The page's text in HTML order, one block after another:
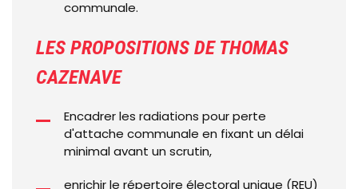
communale.
LES PROPOSITIONS DE THOMAS
CAZENAVE
Encadrer les radiations pour perte
d'attache communale en fixant un délai
minimal avant un scrutin,
enrichir le répertoire électoral unique (REU)